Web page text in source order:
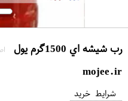
رب شيشه اي 1500گرم يول
mojee.ir
شرایط خرید